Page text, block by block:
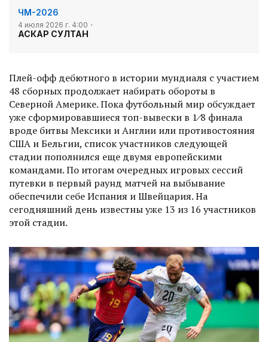
ЧМ-2026
4 июля 2026 г. 4:00
АСКАР СУЛТАН
Плей-офф дебютного в истории мундиаля с участием
48 сборных продолжает набирать обороты в
Северной Америке. Пока футбольный мир обсуждает
уже сформировавшиеся топ-вывески в 1⁄8 финала
вроде битвы Мексики и Англии или противостояния
США и Бельгии, список участников следующей
стадии пополнился еще двумя европейскими
командами. По итогам очередных игровых сессий
путевки в первый раунд матчей на выбывание
обеспечили себе Испания и Швейцария. На
сегодняшний день известны уже 13 из 16 участников
этой стадии.